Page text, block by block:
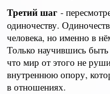
Третий шаг-
одиночеству.
человека, но именно в
Только научившись
что мир от этого не
внутреннюю опору,
в отношениях.